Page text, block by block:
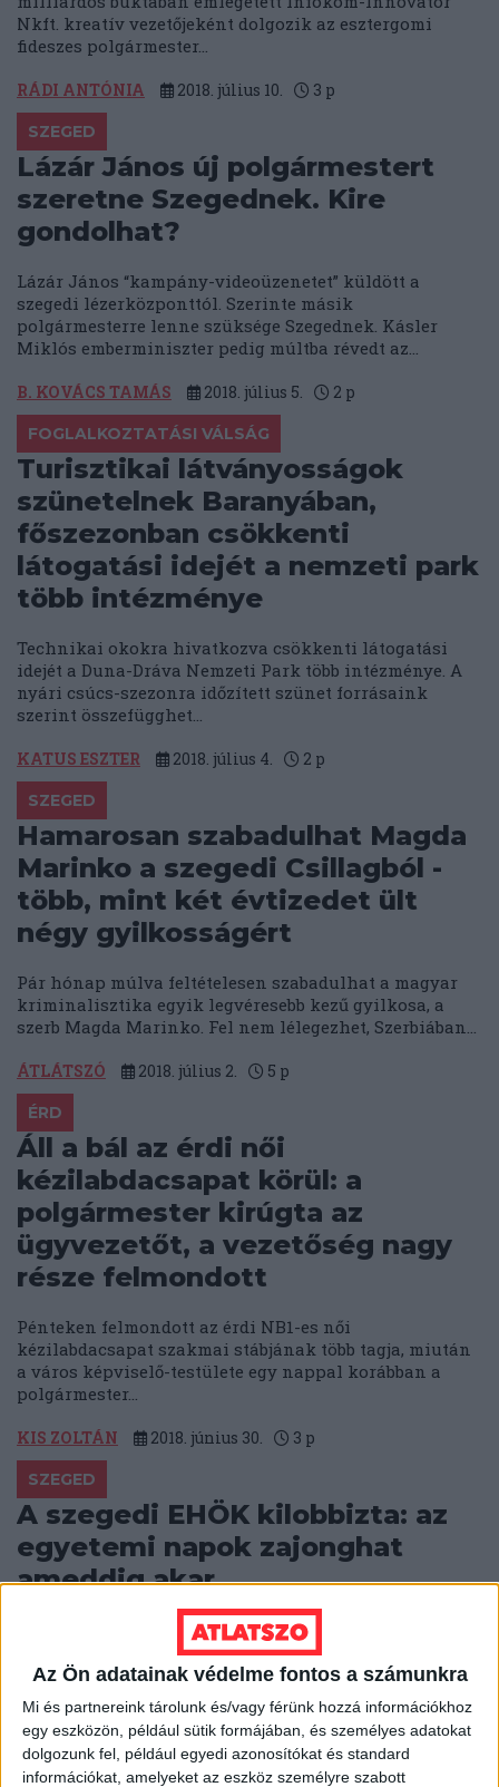
Az Ön adatainak védelme fontos a számunkra
Mi és partnereink tárolunk és/vagy férünk hozzá információkhoz
egy eszközön, például sütik formájában, és személyes adatokat
dolgozunk fel, például egyedi azonosítókat és standard
információkat, amelyeket az eszköz személyre szabott
Nkft. kreatív vezetőjeként dolgozik az esztergomi
fideszes polgármester...
RÁDI ANTÓNIA 2018. július 10. 3 p
SZEGED
Lázár János új polgármestert
szeretne Szegednek. Kire
gondolhat?
Lázár János “kampány-videoüzenetet” küldött a
szegedi lézerközponttól. Szerinte másik
polgármesterre lenne szüksége Szegednek. Kásler
Miklós emberminiszter pedig múltba révedt az...
B. KOVÁCS TAMÁS 2018. július 5. 2 p
FOGLALKOZTATÁSI VÁLSÁG
Turisztikai látványosságok
szünetelnek Baranyában,
főszezonban csökkenti
látogatási idejét a nemzeti park
több intézménye
Technikai okokra hivatkozva csökkenti látogatási
idejét a Duna-Dráva Nemzeti Park több intézménye. A
nyári csúcs-szezonra időzített szünet forrásaink
szerint összefügghet...
KATUS ESZTER 2018. július 4. 2 p
SZEGED
Hamarosan szabadulhat Magda
Marinko a szegedi Csillagból -
több, mint két évtizedet ült
négy gyilkosságért
Pár hónap múlva feltételesen szabadulhat a magyar
kriminalisztika egyik legvéresebb kezű gyilkosa, a
szerb Magda Marinko. Fel nem lélegezhet, Szerbiában...
ÁTLÁTSZÓ 2018. július 2. 5 p
ÉRD
Áll a bál az érdi női
kézilabdacsapat körül: a
polgármester kirúgta az
ügyvezetőt, a vezetőség nagy
része felmondott
Pénteken felmondott az érdi NB1-es női
kézilabdacsapat szakmai stábjának több tagja, miután
a város képviselő-testülete egy nappal korábban a
polgármester...
KIS ZOLTÁN 2018. június 30. 3 p
SZEGED
A szegedi EHÖK kilobbizta: az
egyetemi napok zajonghat
ameddig akar
A Szegedi Egyetemi Napok (SZEN) is hangosíthat akár
éjfél után is – ennyit “lazult” Szeged sokat vitatott
zajrendelete. Olvasóink egyébként...
B. KOVÁCS TAMÁS 2018. június 28. 2p
HANGULATJAVÍTÓ INTÉZKEDÉSEK